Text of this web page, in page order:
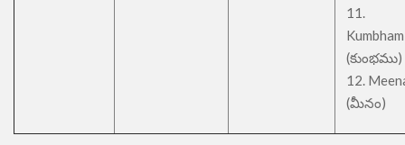
11.
Kumbham
(కుంభము)
12.
(మీనం)